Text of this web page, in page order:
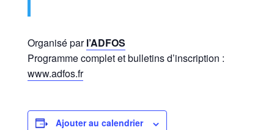
Organisé parl’ADFOS
Programme complet et bulletins d’inscription :
www.adfos.fr
Ajouter au calendrier